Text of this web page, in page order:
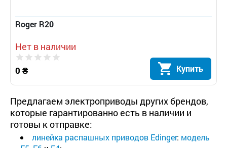
Roger R20
Нет в наличии
0 ₴ Купить
Предлагаем электроприводы других брендов,
которые гарантированно есть в наличии и
готовы к отправке:
линейка распашных приводов Edinger: модель